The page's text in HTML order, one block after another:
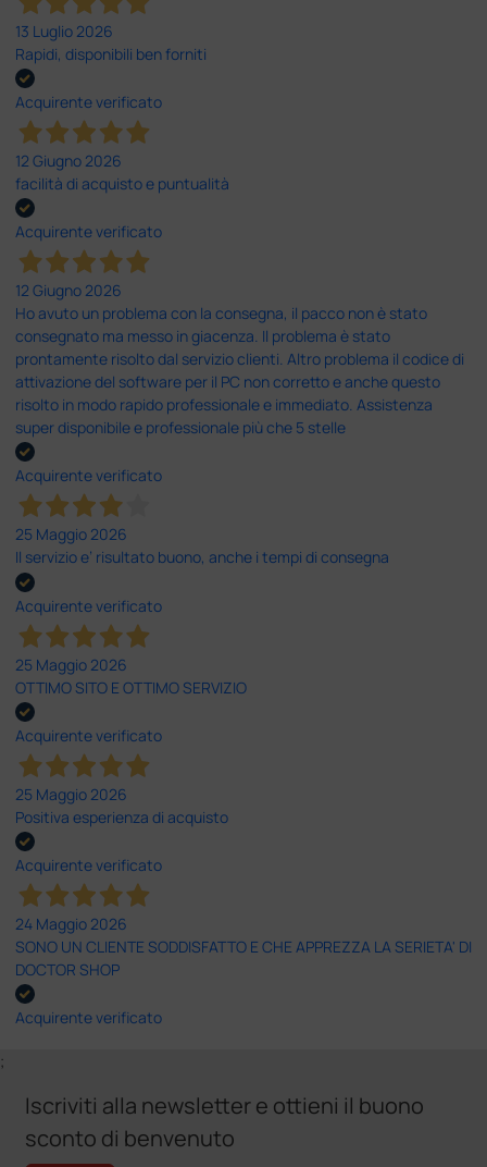
13 Luglio 2026
Rapidi, disponibili ben forniti
Acquirente verificato
12 Giugno 2026
facilità di acquisto e puntualità
Acquirente verificato
12 Giugno 2026
Ho avuto un problema con la consegna, il pacco non è stato
consegnato ma messo in giacenza. Il problema è stato
prontamente risolto dal servizio clienti. Altro problema il codice di
attivazione del software per il PC non corretto e anche questo
risolto in modo rapido professionale e immediato. Assistenza
super disponibile e professionale più che 5 stelle
Acquirente verificato
25 Maggio 2026
Il servizio e’ risultato buono, anche i tempi di consegna
Acquirente verificato
25 Maggio 2026
OTTIMO SITO E OTTIMO SERVIZIO
Acquirente verificato
25 Maggio 2026
Positiva esperienza di acquisto
Acquirente verificato
24 Maggio 2026
SONO UN CLIENTE SODDISFATTO E CHE APPREZZA LA SERIETA' DI
DOCTOR SHOP
Acquirente verificato
;
Iscriviti alla newsletter e ottieni il buono
sconto di benvenuto